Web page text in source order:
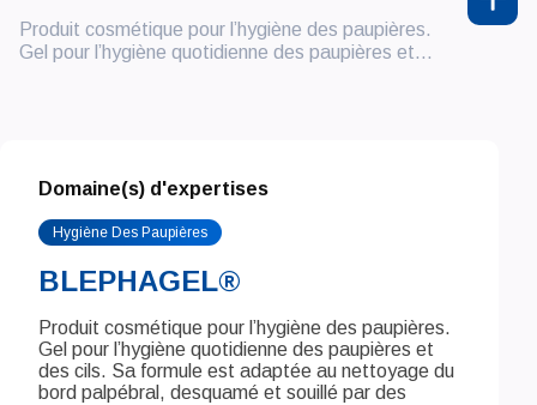
Produit cosmétique pour l’hygiène des paupières.
Gel pour l’hygiène quotidienne des paupières et...
Domaine(s) d'expertises
Hygiène Des Paupières
BLEPHAGEL®
Produit cosmétique pour l’hygiène des paupières.
Gel pour l’hygiène quotidienne des paupières et
des cils. Sa formule est adaptée au nettoyage du
bord palpébral, desquamé et souillé par des